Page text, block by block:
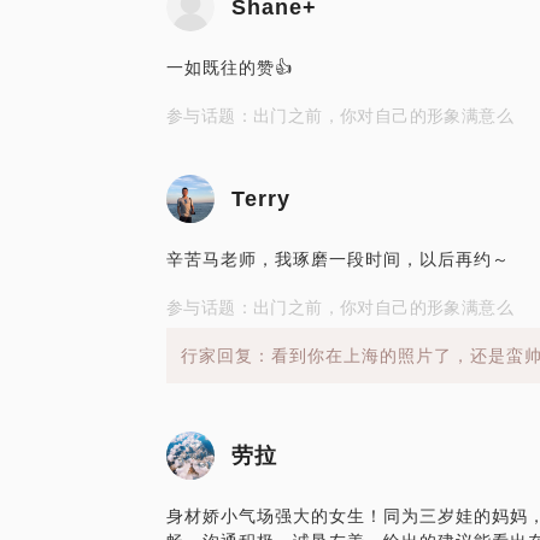
Shane+
一如既往的赞👍
参与话题：出门之前，你对自己的形象满意么
Terry
辛苦马老师，我琢磨一段时间，以后再约～
参与话题：出门之前，你对自己的形象满意么
行家回复：看到你在上海的照片了，还是蛮
劳拉
身材娇小气场强大的女生！同为三岁娃的妈妈